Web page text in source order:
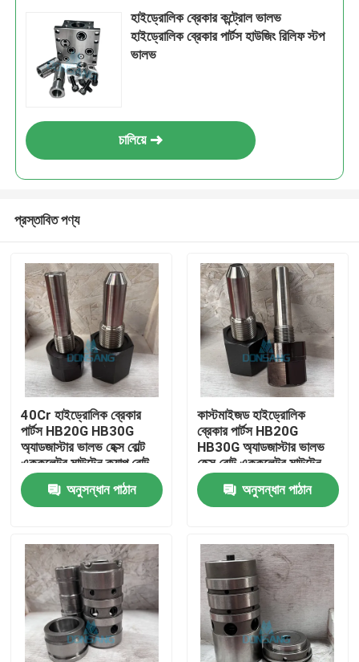
বাড়ি
পণ্য
VR প্রদর্শন
হাইড্রোলিক ব্রেকার কন্ট্রোল ভালভ
হাইড্রোলিক ব্রেকার পার্টস হাউজিং রিলিফ স্টপ
ভালভ
চালিয়ে
প্রস্তাবিত পণ্য
40Cr হাইড্রোলিক ব্রেকার
পার্টস HB20G HB30G
অ্যাডজাস্টার ভালভ হেক্স বোল্ট
এককুলেটর মাউন্টেন ক্যাপ বোল্ট
অনুসন্ধান পাঠান
কাস্টমাইজড হাইড্রোলিক
ব্রেকার পার্টস HB20G
HB30G অ্যাডজাস্টার ভালভ
হেক্স বোল্ট এককুলেটর মাউন্টেন
ক্যাপ বোল্ট
অনুসন্ধান পাঠান